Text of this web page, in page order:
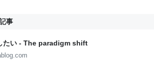
事
たい - The paradigm shift